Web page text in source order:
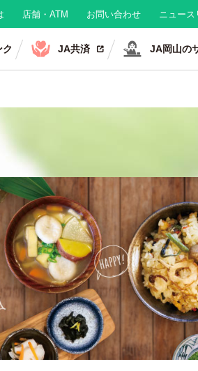
店舗・ATM お問い合わせ ニュース
JA共済 JA岡山の